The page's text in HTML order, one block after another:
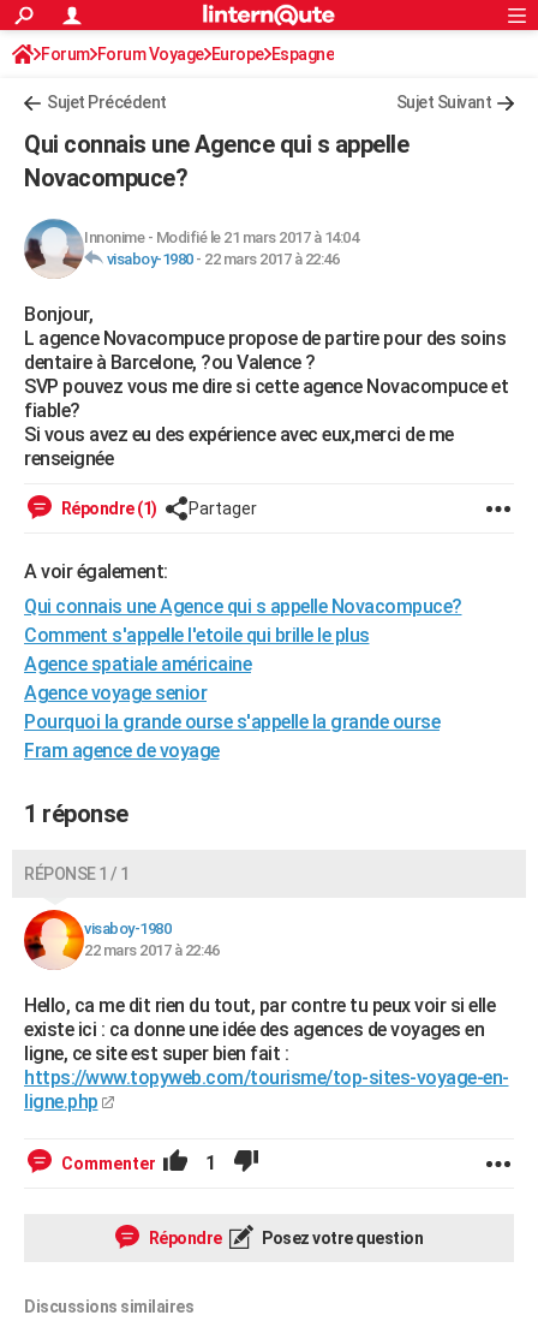
ACTUALITÉS
Politique
Société
Faits Divers
Education
Monde
Villes
+
Programme TV
TNTStreaming
Cinéma
Sorties cinéma
Musique
+FINANCE
Retraite
Impôts
Epargne
Immobilier
Risques naturels par ville
Banque
Assurance
Crédit
AUTO
Essais
Réserver un essai
Citadines
Berlines
SUV
Forum auto
+HIGH-TECH
Mobiles
Meilleur smartphone
Internet
Ordinateurs
Jeux vidéo
Guide high-tech
BRICOLAGE
Forum
Aménagement intérieur
Extérieur
Cuisine
Salle de bains
Jardinage
Rangement
WEEK-END
Guides de France
Escapades
Patrimoine
Expositions
Musées
Week-end nature
+LIFESTYLE
Art de vivre
Bien-être
Loisirs
Mode
Modes de vie
SANTE
Alimentation
Guide de la santé
Maladies
Médicaments
Sommeil
VOYAGE
Destinations
City break
Voyage nature
Voyage de noces
Forum
Climat
PHOTO
GUIDES D'ACHAT
BONS PLANS
CARTE DE VOEUX
Carte de Noël
Carte Bonne année
Carte Saint-Valentin
Carte Pâques
Carte d'anniversaire
DICTIONNAIRE
Dictionnaire
Biographies
Citations
Expressions
Proverbes
PROGRAMME TV
COPAINS D'AVANT
AVIS DE DÉCÈS
FORUM
Bricolage
Lifestyle
Culture
Sport
Auto
Television
Voyage
Cinema
S'inscrire
Connexion
Forum Forum Voyage Europe Espagne
Sujet Précédent Sujet Suivant
Qui connais une Agence qui s appelle
Novacompuce?
Innonime- Modifié le 21 mars 2017 à 14:04
visaboy-1980- 22 mars 2017 à 22:46
Bonjour,
L agence Novacompuce propose de partire pour des soins
dentaire à Barcelone, ?ou Valence ?
SVP pouvez vous me dire si cette agence Novacompuce et
fiable?
Si vous avez eu des expérience avec eux,merci de me
renseignée
Répondre (1) Partager
A voir également:
Qui connais une Agence qui s appelle Novacompuce?
Comment s'appelle l'etoile qui brille le plus
Agence spatiale américaine
Agence voyage senior
Pourquoi la grande ourse s'appelle la grande ourse
Fram agence de voyage
1 réponse
RÉPONSE 1 / 1
visaboy-1980
22 mars 2017 à 22:46
Hello, ca me dit rien du tout, par contre tu peux voir si elle
existe ici : ca donne une idée des agences de voyages en
ligne, ce site est super bien fait :
https://www.topyweb.com/tourisme/top-sites-voyage-en-
ligne.php
Commenter 1
Répondre Posez votre question
Discussions similaires